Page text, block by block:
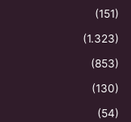
(151)
(1.323)
(853)
(130)
(54)